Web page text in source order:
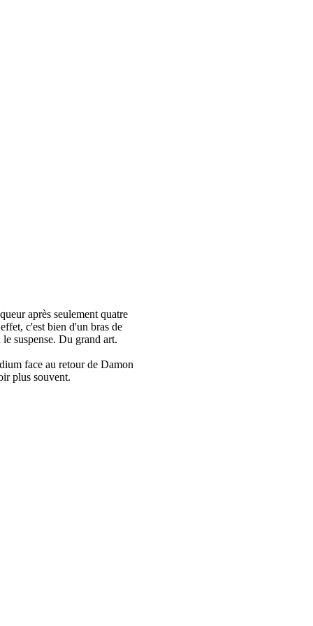
après seulement quatre
c'est bien d'un bras de
suspense. Du grand art.
face au retour de Damon
plus souvent.